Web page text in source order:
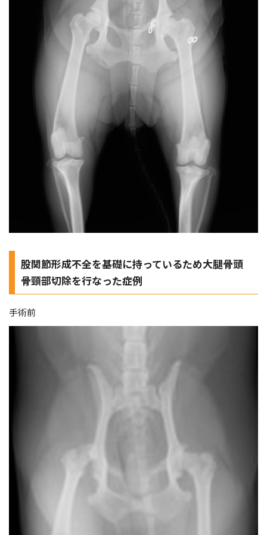
股関節形成不全を基礎に持っているため大腿骨頭
骨頸部切除を行なった症例
手術前